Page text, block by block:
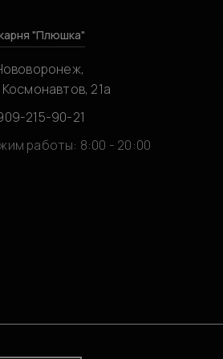
"Плюшка"
Космонавтов, 21а
215-90-21
работы: 8:00 - 20:00